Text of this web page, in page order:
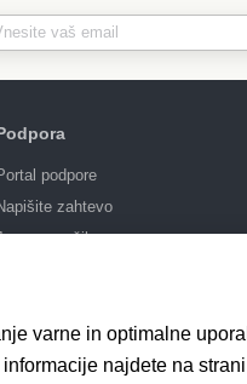
podpore
zahtevo
naročilo
varne in optimalne
najdete na